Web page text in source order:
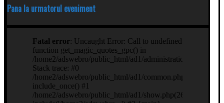
Pana la urmatorul eveniment